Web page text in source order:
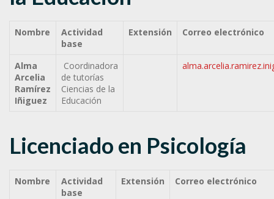
Nombre
Actividad
base
Extensión Correo electrónico
Alma
Arcelia
Ramírez
Iñiguez
Coordinadora
de tutorías
Ciencias de la
Educación
Licenciado en Psicología
Nombre
Actividad
base
Extensión Correo electrónico